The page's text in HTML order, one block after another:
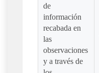
de
información
recabada en
las
observaciones
y a través de